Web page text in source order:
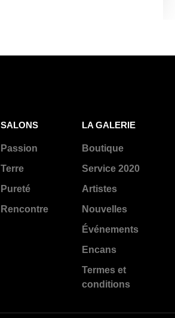
SALONS
Passion
Terre
Pureté
Rencontre
LA GALERIE
Boutique
Service 2020
Artistes
Nouvelles
Événements
Encans
Termes et
conditions